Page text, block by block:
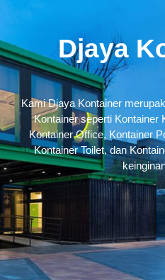
Djaya
Kami Djaya Kontainer
Kontainer seperti Kontainer
Kontainer Office, Kontainer
Kontainer Toilet, dan